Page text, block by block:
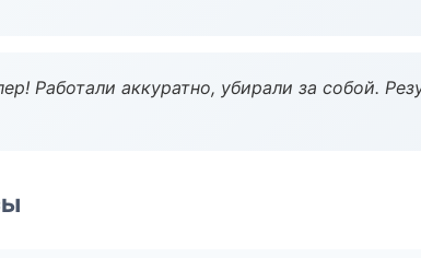
Работали аккуратно, убирали за собой.